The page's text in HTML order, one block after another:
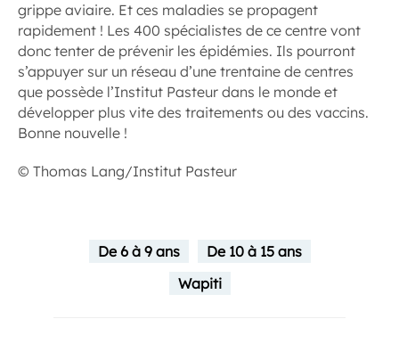
grippe aviaire. Et ces maladies se propagent
rapidement ! Les 400 spécialistes de ce centre vont
donc tenter de prévenir les épidémies. Ils pourront
s’appuyer sur un réseau d’une trentaine de centres
que possède l’Institut Pasteur dans le monde et
développer plus vite des traitements ou des vaccins.
Bonne nouvelle !
© Thomas Lang/Institut Pasteur
De 6 à 9 ans
De 10 à 15 ans
Wapiti